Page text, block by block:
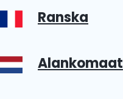
Ranska
Alankomaat